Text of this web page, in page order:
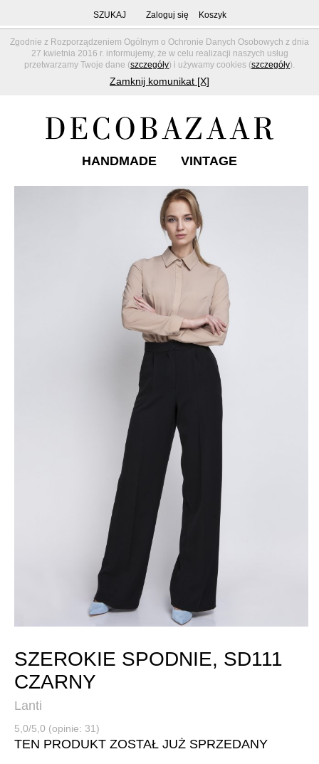
Zgodnie z Rozporządzeniem Ogólnym o Ochronie Danych Osobowych z dnia
27 kwietnia 2016 r. informujemy, że w celu realizacji naszych usług
przetwarzamy Twoje dane (szczegóły) i używamy cookies (szczegóły).
Zamknij komunikat [X]
SZUKAJ Zaloguj się Koszyk
HANDMADE VINTAGE
SZEROKIE SPODNIE, SD111
CZARNY
Lanti
5,0/5,0 (opinie: 31)
TEN PRODUKT ZOSTAŁ JUŻ SPRZEDANY